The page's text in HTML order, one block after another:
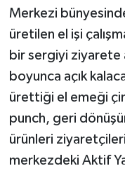
Merkezi
üretilen el işi
bir sergiyi ziyarete
boyunca açık
ürettiği el emeği
punch, geri
ürünleri
merkezdeki Aktif